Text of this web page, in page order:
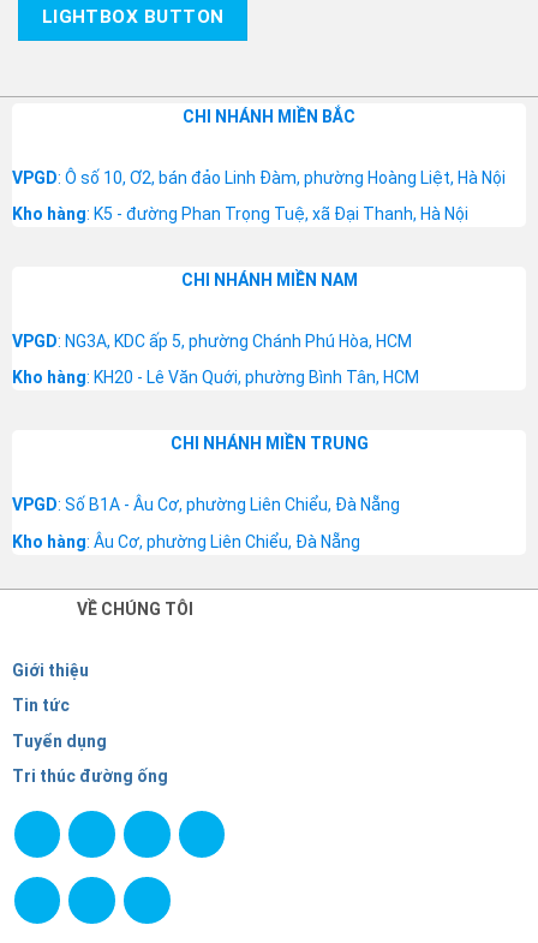
LIGHTBOX BUTTON
CHI NHÁNH MIỀN BẮC
VPGD: Ô số 10, Ơ2, bán đảo Linh Đàm, phường Hoàng Liệt, Hà Nội
Kho hàng: K5 - đường Phan Trọng Tuệ, xã Đại Thanh, Hà Nội
CHI NHÁNH MIỀN NAM
VPGD: NG3A, KDC ấp 5, phường Chánh Phú Hòa, HCM
Kho hàng: KH20 - Lê Văn Quới, phường Bình Tân, HCM
CHI NHÁNH MIỀN TRUNG
VPGD: Số B1A - Âu Cơ, phường Liên Chiểu, Đà Nẵng
Kho hàng: Âu Cơ, phường Liên Chiểu, Đà Nẵng
VỀ CHÚNG TÔI
Giới thiệu
Tin tức
Tuyển dụng
Tri thúc đường ống